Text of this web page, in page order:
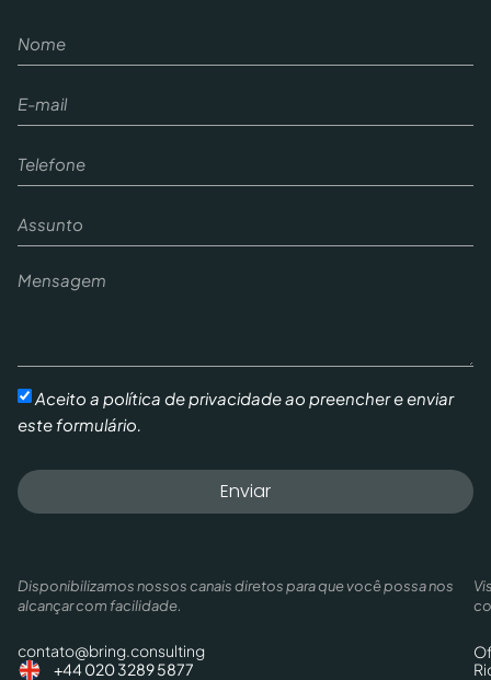
Aceito a política de privacidade ao preencher e enviar
este formulário.
Enviar
Disponibilizamos nossos canais diretos para que você possa nos
alcançar com facilidade.
contato@bring.consulting
+44 020 3289 5877